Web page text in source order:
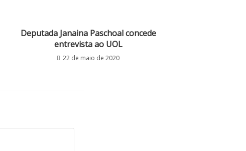
Deputada Janaina Paschoal concede
entrevista ao UOL
22 de maio de 2020